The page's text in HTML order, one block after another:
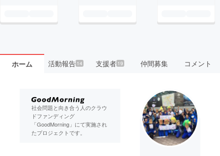
ホーム 活動報告14 支援者 19 仲間募集 コメント
社会問題と向き合う人のクラウ
ドファンディング
「GoodMorning」にて実施され
たプロジェクトです。